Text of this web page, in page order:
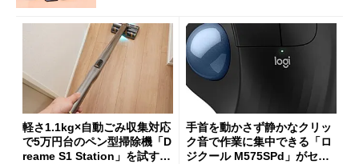
軽さ1.1kg×自動ごみ収集対応
で5万円台のペン型掃除機「D
reame S1 Station」を試す
手首を動かさず静かなクリッ
ク音で作業に集中できる「ロ
ジクール M575SPd」がセー